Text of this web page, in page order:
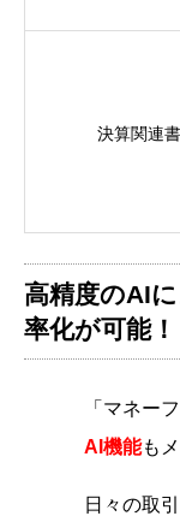
決算関連
高精度のAI
率化が可能！
「マネー
AI機能も
日々の取